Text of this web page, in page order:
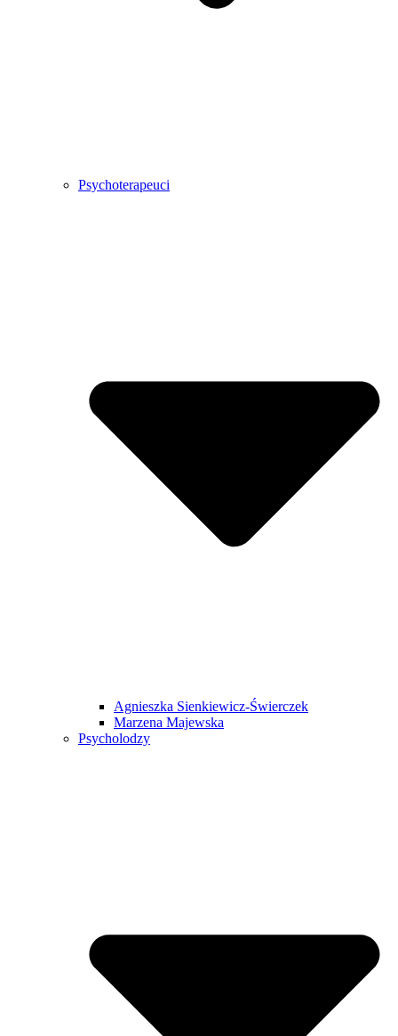
Psychoterapeuci
Agnieszka Sienkiewicz-Świerczek
Marzena Majewska
Psycholodzy